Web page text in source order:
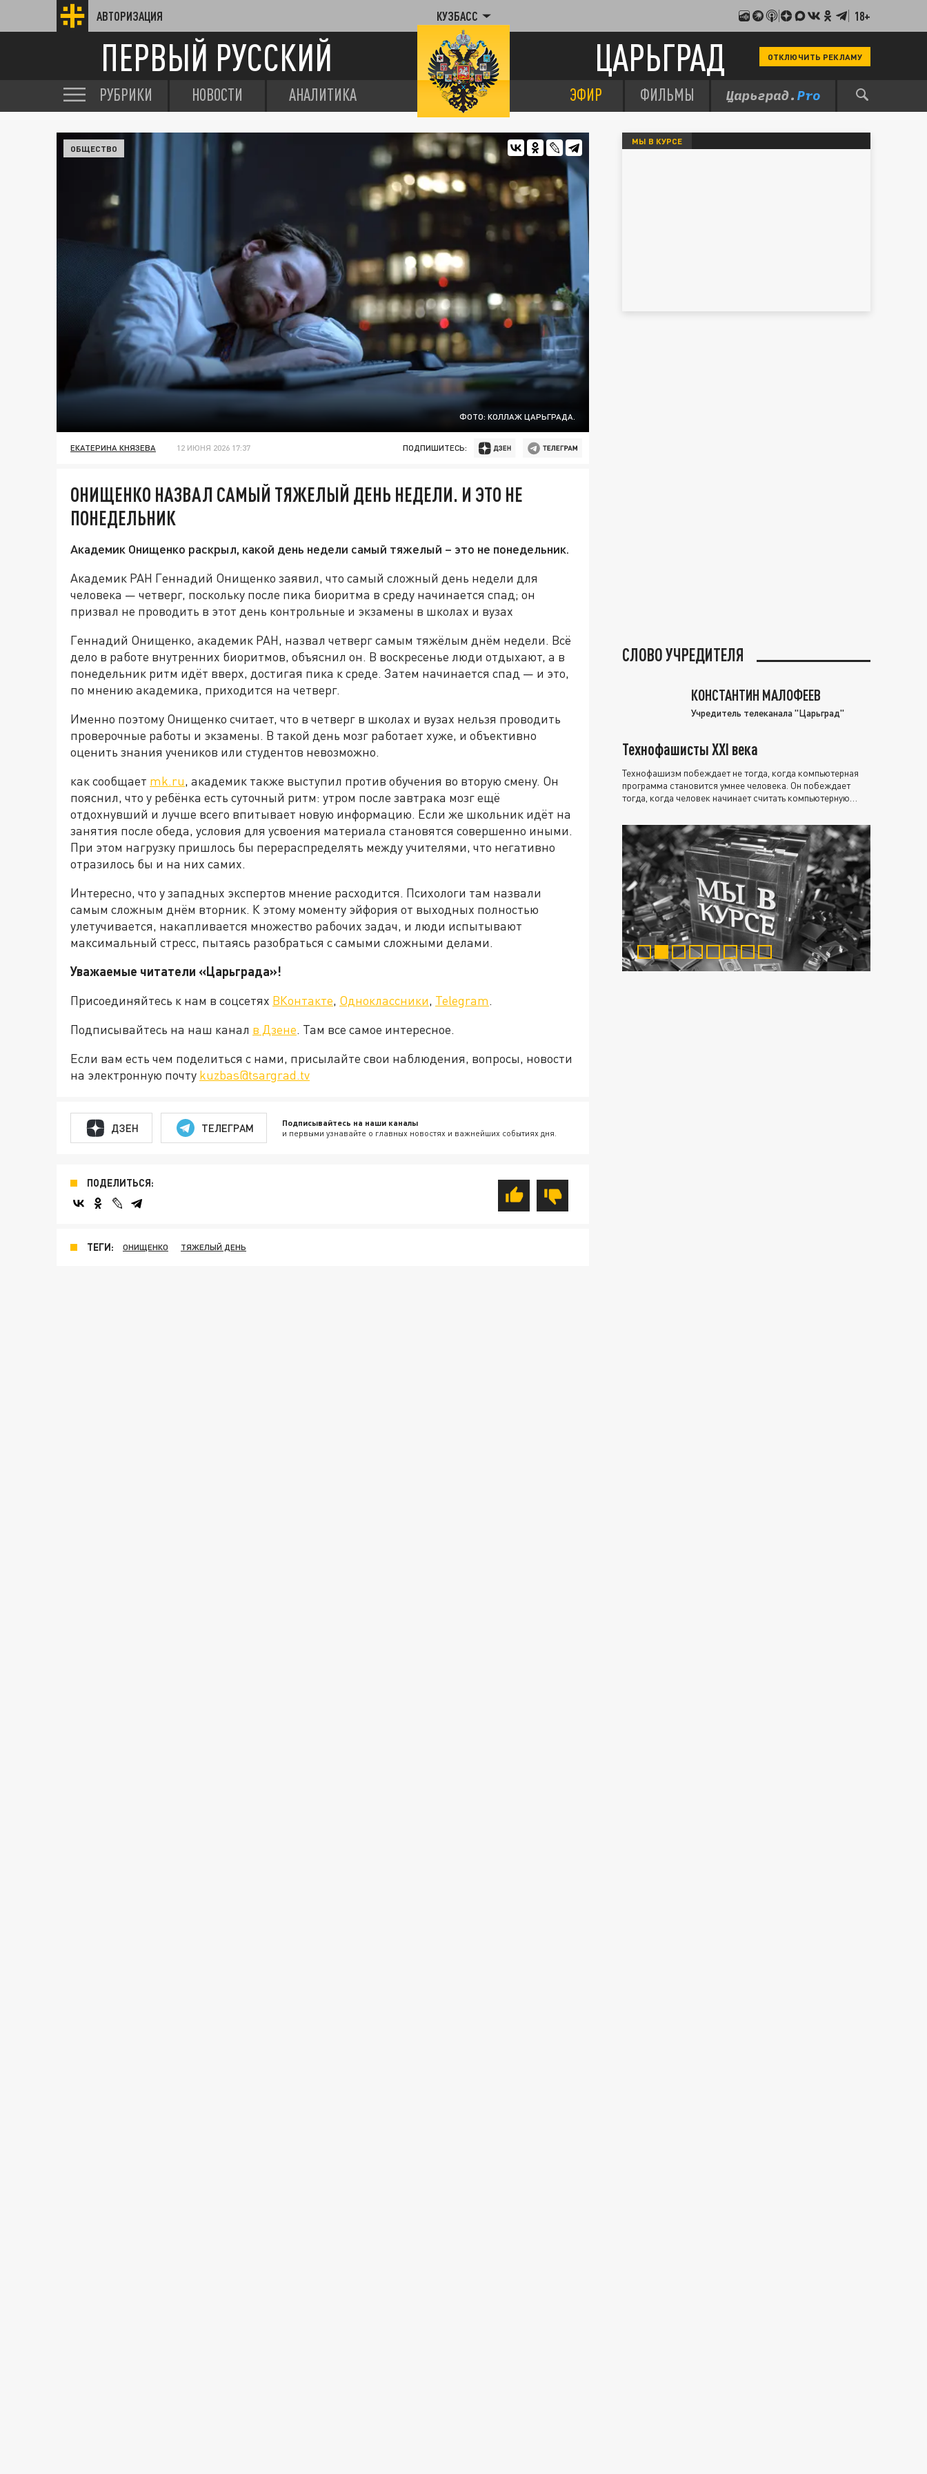
АВТОРИЗАЦИЯ КУЗБАСС 18+
ПЕРВЫЙ РУССКИЙ ЦАРЬГРАД ОТКЛЮЧИТЬ РЕКЛАМУ
РУБРИКИ НОВОСТИ АНАЛИТИКА ЭФИР ФИЛЬМЫ
ФОТО: КОЛЛАЖ ЦАРЬГРАДА.
ОБЩЕСТВО
ЕКАТЕРИНА КНЯЗЕВА 12 ИЮНЯ 2026 17:37 ПОДПИШИТЕСЬ:
ОНИЩЕНКО НАЗВАЛ САМЫЙ ТЯЖЕЛЫЙ ДЕНЬ НЕДЕЛИ. И ЭТО НЕ
ПОНЕДЕЛЬНИК
Академик Онищенко раскрыл, какой день недели самый тяжелый – это не понедельник.
Академик РАН Геннадий Онищенко заявил, что самый сложный день недели для
человека — четверг, поскольку после пика биоритма в среду начинается спад; он
призвал не проводить в этот день контрольные и экзамены в школах и вузах
Геннадий Онищенко, академик РАН, назвал четверг самым тяжёлым днём недели. Всё
дело в работе внутренних биоритмов, объяснил он. В воскресенье люди отдыхают, а в
понедельник ритм идёт вверх, достигая пика к среде. Затем начинается спад — и это,
по мнению академика, приходится на четверг.
Именно поэтому Онищенко считает, что в четверг в школах и вузах нельзя проводить
проверочные работы и экзамены. В такой день мозг работает хуже, и объективно
оценить знания учеников или студентов невозможно.
как сообщает mk.ru, академик также выступил против обучения во вторую смену. Он
пояснил, что у ребёнка есть суточный ритм: утром после завтрака мозг ещё
отдохнувший и лучше всего впитывает новую информацию. Если же школьник идёт на
занятия после обеда, условия для усвоения материала становятся совершенно иными.
При этом нагрузку пришлось бы перераспределять между учителями, что негативно
отразилось бы и на них самих.
Интересно, что у западных экспертов мнение расходится. Психологи там назвали
самым сложным днём вторник. К этому моменту эйфория от выходных полностью
улетучивается, накапливается множество рабочих задач, и люди испытывают
максимальный стресс, пытаясь разобраться с самыми сложными делами.
Уважаемые читатели «Царьграда»!
Присоединяйтесь к нам в соцсетях ВКонтакте, Одноклассники, Telegram.
Подписывайтесь на наш канал в Дзене. Там все самое интересное.
Если вам есть чем поделиться с нами, присылайте свои наблюдения, вопросы, новости
на электронную почту kuzbas@tsargrad.tv
ДЗЕН ТЕЛЕГРАМ Подписывайтесь на наши каналы
и первыми узнавайте о главных новостях и важнейших событиях дня.
ПОДЕЛИТЬСЯ:
ТЕГИ: ОНИЩЕНКО ТЯЖЕЛЫЙ ДЕНЬ
МЫ В КУРСЕ
СЛОВО УЧРЕДИТЕЛЯ
КОНСТАНТИН МАЛОФЕЕВ
Учредитель телеканала "Царьград"
Технофашисты XXI века
Технофашизм побеждает не тогда, когда компьютерная
программа становится умнее человека. Он побеждает
тогда, когда человек начинает считать компьютерную